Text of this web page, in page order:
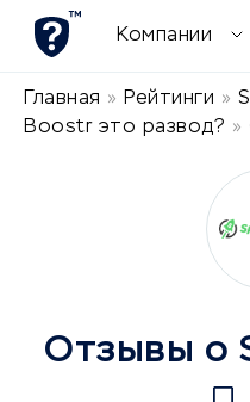
Компании
Главная » Рейтинги »
Boostr это развод? »
Отзывы о